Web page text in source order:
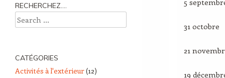
5
31 octobre
21
19
RECHERCHEZ….
Search
CATÉGORIES
Activités à l'extérieur(12)